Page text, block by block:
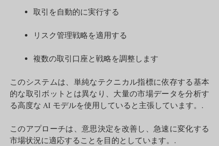
取引を自動的に実行する
リスク管理戦略を適用する
複数の取引口座と戦略を調整します
このシステムは、単純なテクニカル指標に依存する基本
的な取引ボットとは異なり、大量の市場データを分析す
る高度な AI モデルを使用していると主張しています。.
このアプローチは、意思決定を改善し、急速に変化する
市場状況に適応することを目的としています。.